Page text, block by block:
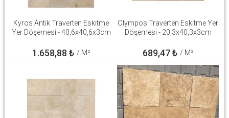
Kyros Antik Traverten Eskitme
Yer Döşemesi - 40,6x40,6x3cm
1.658,88 ₺ / M²
Olympos Traverten Eskitme Yer
Döşemesi - 20,3x40,3x3cm
689,47₺ / M²